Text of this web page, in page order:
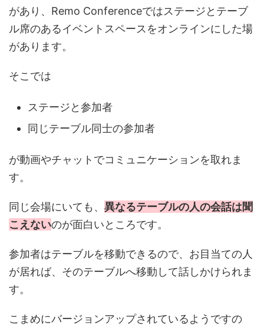
があり、Remo Conferenceではステージとテーブ
ル席のあるイベントスペースをオンラインにした場
があります。
そこでは
ステージと参加者
同じテーブル同士の参加者
が動画やチャットでコミュニケーションを取れま
す。
同じ会場にいても、 異なるテーブルの人の会話は聞
こえないのが面白いところです。
参加者はテーブルを移動できるので、お目当ての人
が居れば、そのテーブルへ移動して話しかけられま
す。
こまめにバージョンアップされているようですの